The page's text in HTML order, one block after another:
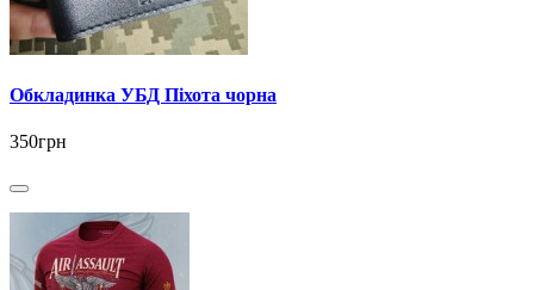
Обкладинка УБД Піхота чорна
350грн